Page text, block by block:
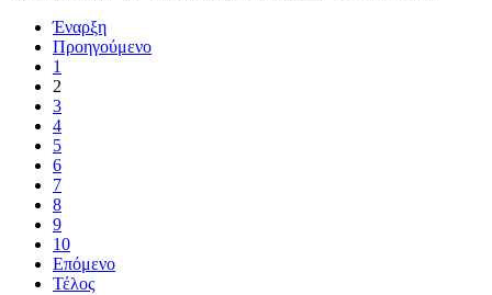
Έναρξη
Προηγούμενο
1
2
3
4
5
6
7
8
9
10
Επόμενο
Τέλος